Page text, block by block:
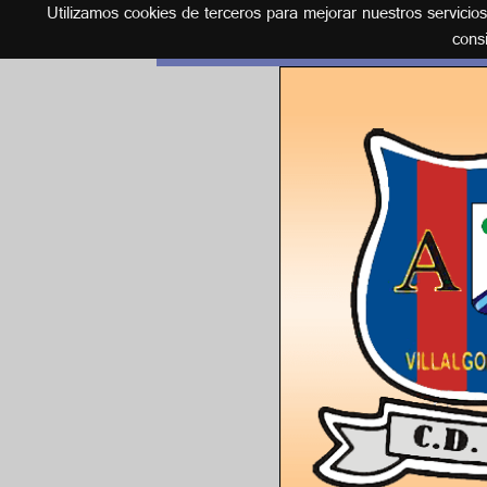
Utilizamos cookies de terceros para mejorar nuestros
Español